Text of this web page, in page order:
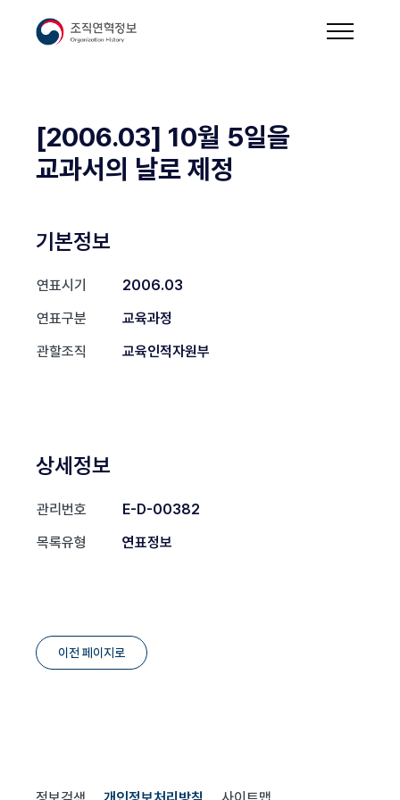
[2006.03] 10월 5일을
교과서의 날로 제정
기본정보
연표시기
2006.03
연표구분
교육과정
관할조직
교육인적자원부
상세정보
관리번호
E-D-00382
목록유형
연표정보
이전 페이지로